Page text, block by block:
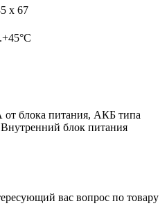
x 67
от блока питания, АКБ типа
блок питания
вас вопрос по товару